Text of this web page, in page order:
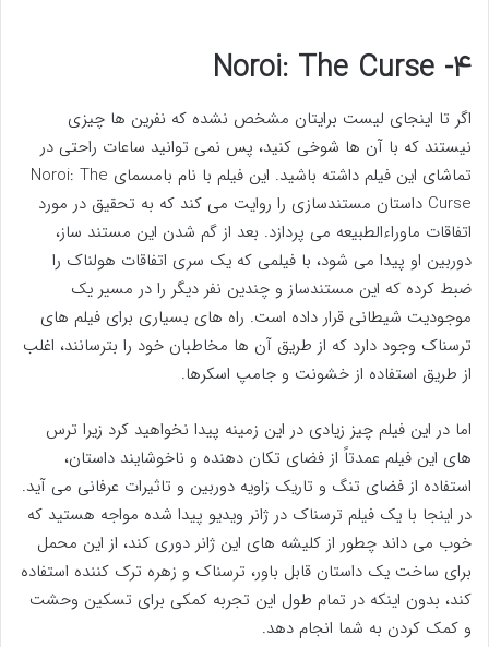
۴- Noroi: The Curse
اگر تا اینجای لیست برایتان مشخص نشده که نفرین ها چیزی
نیستند که با آن ها شوخی کنید، پس نمی توانید ساعات راحتی در
تماشای این فیلم داشته باشید. این فیلم با نام بامسمای Noroi: The
Curse داستان مستندسازی را روایت می کند که به تحقیق در مورد
اتفاقات ماوراءالطبیعه می پردازد. بعد از گم شدن این مستند ساز،
دوربین او پیدا می شود، با فیلمی که یک سری اتفاقات هولناک را
ضبط کرده که این مستندساز و چندین نفر دیگر را در مسیر یک
موجودیت شیطانی قرار داده است. راه های بسیاری برای فیلم های
ترسناک وجود دارد که از طریق آن ها مخاطبان خود را بترسانند، اغلب
از طریق استفاده از خشونت و جامپ اسکرها.
اما در این فیلم چیز زیادی در این زمینه پیدا نخواهید کرد زیرا ترس
های این فیلم عمدتاً از فضای تکان دهنده و ناخوشایند داستان،
استفاده از فضای تنگ و تاریک زاویه دوربین و تاثیرات عرفانی می آید.
در اینجا با یک فیلم ترسناک در ژانر ویدیو پیدا شده مواجه هستید که
خوب می داند چطور از کلیشه های این ژانر دوری کند، از این محمل
برای ساخت یک داستان قابل باور، ترسناک و زهره ترک کننده استفاده
کند، بدون اینکه در تمام طول این تجربه کمکی برای تسکین وحشت
و کمک کردن به شما انجام دهد.